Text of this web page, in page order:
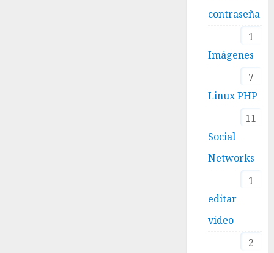
contraseña
1
Imágenes
7
Linux PHP
11
Social
Networks
1
editar
video
2